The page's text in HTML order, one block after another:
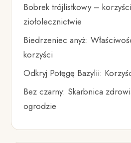
Bobrek trójlistkowy –
ziołolecznictwie
Biedrzeniec anyż:
korzyści
Odkryj Potęgę Bazylii:
Bez czarny: Skarbnica
ogrodzie